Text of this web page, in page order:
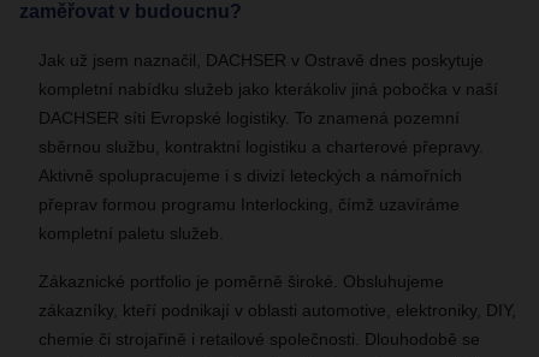
zaměřovat v budoucnu?
Jak už jsem naznačil, DACHSER v Ostravě dnes poskytuje
kompletní nabídku služeb jako kterákoliv jiná pobočka v naší
DACHSER síti Evropské logistiky. To znamená pozemní
sběrnou službu, kontraktní logistiku a charterové přepravy.
Aktivně spolupracujeme i s divizí leteckých a námořních
přeprav formou programu Interlocking, čímž uzavíráme
kompletní paletu služeb.
Zákaznické portfolio je poměrně široké. Obsluhujeme
zákazníky, kteří podnikají v oblasti automotive, elektroniky, DIY,
chemie či strojařině i retailové společnosti. Dlouhodobě se